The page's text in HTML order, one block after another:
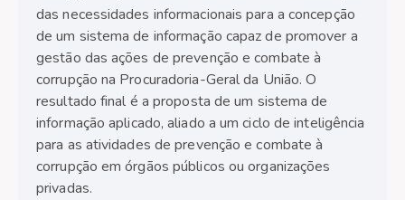
das necessidades informacionais para a concepção
de um sistema de informação capaz de promover a
gestão das ações de prevenção e combate à
corrupção na Procuradoria-Geral da União. O
resultado final é a proposta de um sistema de
informação aplicado, aliado a um ciclo de inteligência
para as atividades de prevenção e combate à
corrupção em órgãos públicos ou organizações
privadas.